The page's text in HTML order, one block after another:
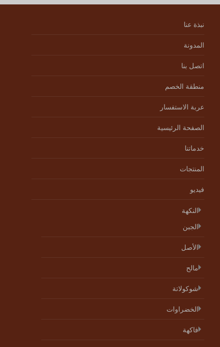
نبذة عنا
المدونة
اتصل بنا
منطقة الخصم
عربة الاستفسار
الصفحة الرئيسية
خدماتنا
المنتجات
فيديو
النكهة
الجبن
الأصل
مالح
شوكولاتة
الخضراوات
فاكهة